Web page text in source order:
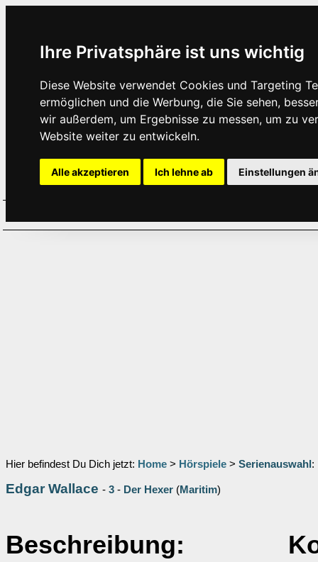
Ihre Privatsphäre ist uns wichtig
Diese Website verwendet Cookies und Targeting
ermöglichen und die Werbung, die Sie sehen,
wir außerdem, um Ergebnisse zu messen, um zu
Website weiter zu entwickeln.
Alle akzeptieren Ich lehne ab Einstellungen
Hier befindest Du Dich jetzt: Home > Hörspiele > Serienauswahl :
Edgar Wallace - 3 - Der Hexer (Maritim)
Beschreibung: